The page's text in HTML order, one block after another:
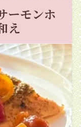
ーモンホ
え